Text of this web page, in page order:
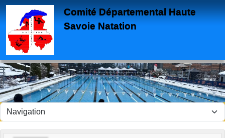
Comité Départemental Haute
Savoie Natation
Panneau de gestion des cookies